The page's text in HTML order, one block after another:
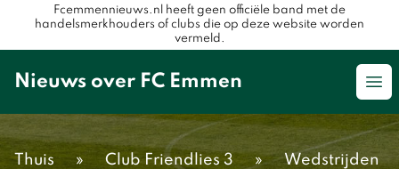
Fcemmennieuws.nl heeft geen officiële band met de
handelsmerkhouders of clubs die op deze website worden
vermeld.
Nieuws over FC Emmen
Thuis » Club Friendlies 3 »
Wedstrijden